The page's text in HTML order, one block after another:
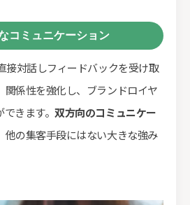
コミュニケーション
接対話しフィードバックを受け取
関係性を強化し、ブランドロイヤ
できます。双方向のコミュニケー
他の集客手段にはない大きな強み